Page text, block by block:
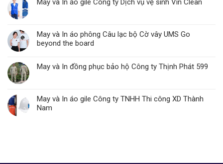
May và In áo gile Công ty Dịch vụ vệ sinh Vin Clean
May và In áo phông Câu lạc bộ Cờ vây UMS Go
beyond the board
May và In đồng phục bảo hộ Công ty Thịnh Phát 599
May và In áo gile Công ty TNHH Thi công XD Thành
Nam